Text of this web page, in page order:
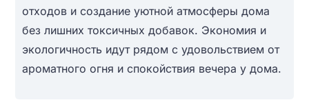
отходов и создание уютной атмосферы дома
без лишних токсичных добавок. Экономия и
экологичность идут рядом с удовольствием от
ароматного огня и спокойствия вечера у дома.